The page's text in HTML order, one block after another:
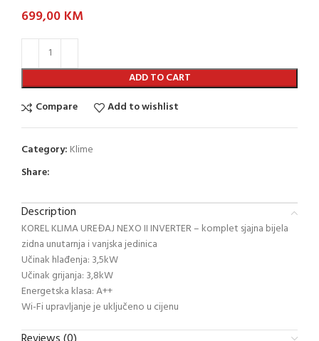
699,00 KM
ADD TO CART
Compare
Add to wishlist
Category: Klime
Share:
Description
KOREL KLIMA UREĐAJ NEXO II INVERTER – komplet sjajna bijela
zidna unutarnja i vanjska jedinica
Učinak hlađenja: 3,5kW
Učinak grijanja: 3,8kW
Energetska klasa: A++
Wi-Fi upravljanje je uključeno u cijenu